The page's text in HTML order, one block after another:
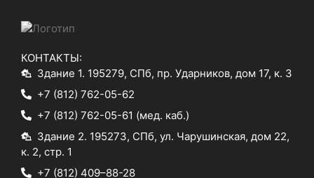
КОНТАКТЫ:
Здание 1. 195279, СПб, пр. Ударников, дом 17, к. 3
+7 (812) 762-05-62
+7 (812) 762-05-61 (мед. каб.)
Здание 2. 195273, СПб, ул. Чарушинская, дом 22,
к. 2, стр. 1
+7 (812) 409–88-28